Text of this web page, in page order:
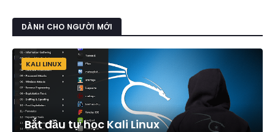
DÀNH CHO NGƯỜI MỚI
KALI LINUX
Bắt đầu tự học Kali Linux